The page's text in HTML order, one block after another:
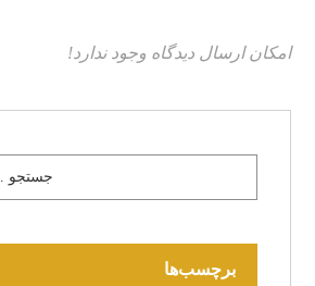
امکان ارسال دیدگاه وجود ندارد!
برچسب‌ها